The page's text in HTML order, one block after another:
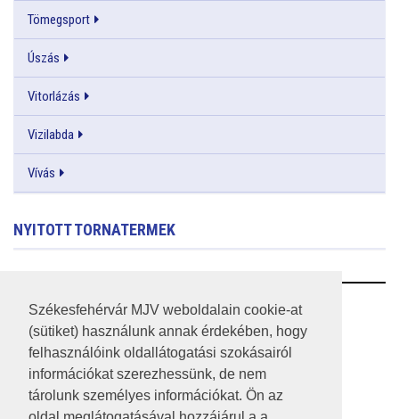
Székesfehérvár MJV weboldalain cookie-at
(sütiket) használunk annak érdekében, hogy
felhasználóink oldallátogatási szokásairól
információkat szerezhessünk, de nem
tárolunk személyes információkat. Ön az
Tömegsport
Úszás
Vitorlázás
Vizilabda
Vívás
NYITOTT TORNATERMEK
RSS
A HONLAP 2017.03.31-I ÁLLAPOTA
JOGI NYILATKOZAT
IMPRESSZUM